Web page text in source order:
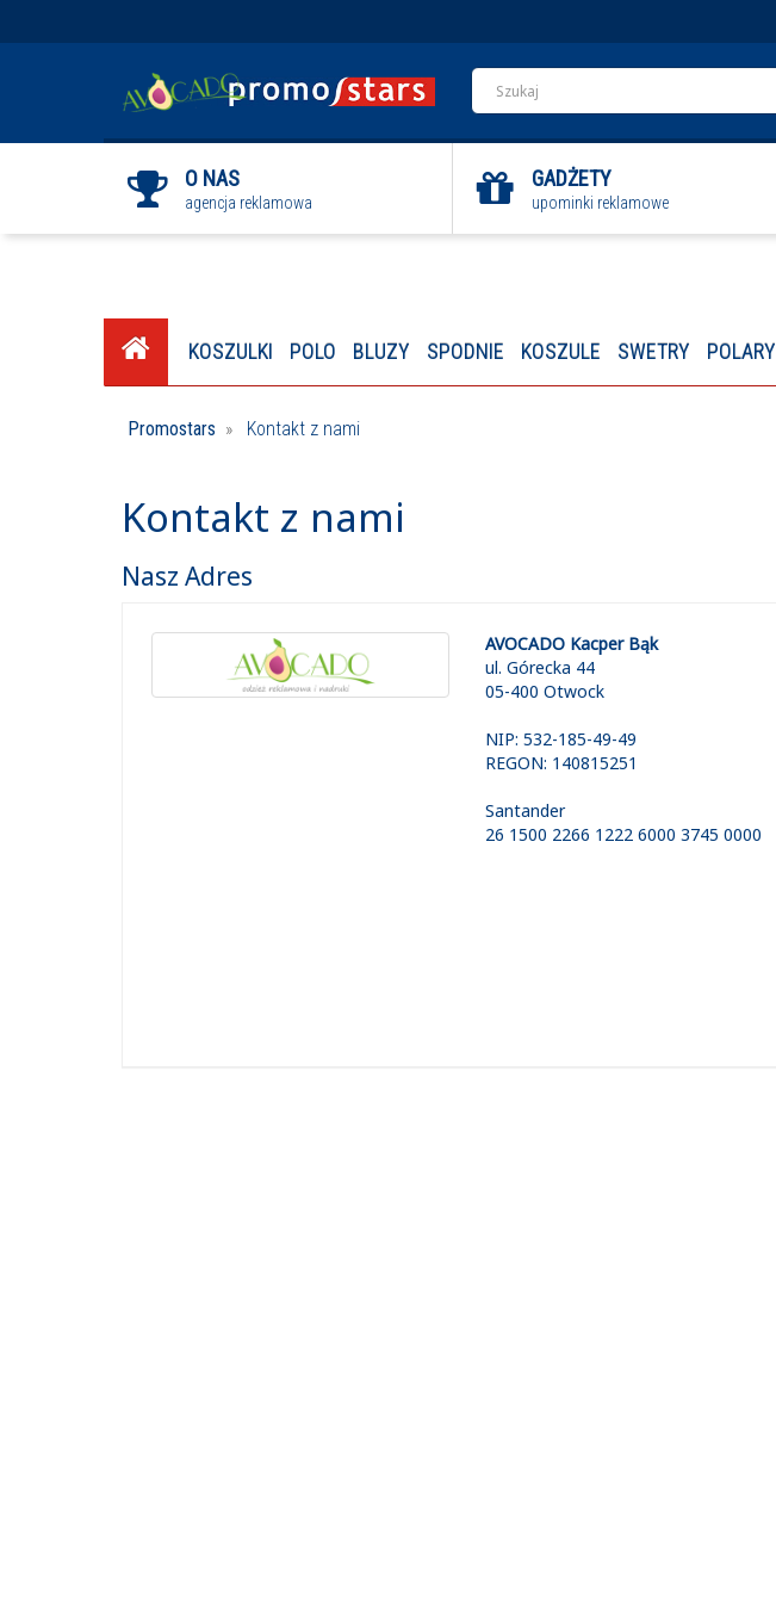
O NAS
agencja reklamowa
GADŻETY
upominki reklamowe
KOSZULKI POLO BLUZY SPODNIE KOSZULE SWETRY POLARY
Promostars Kontakt z nami
Kontakt z nami
Nasz Adres
AVOCADO Kacper Bąk
ul. Górecka 44
05-400 Otwock
NIP: 532-185-49-49
REGON: 140815251
Santander
26 1500 2266 1222 6000 3745 0000